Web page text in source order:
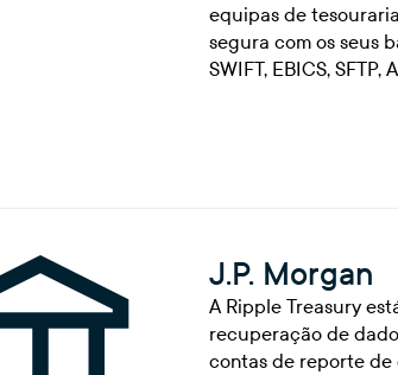
equipas de
segura com os seus
SWIFT, EBICS,
J.P. Morgan
A Ripple Treasury
recuperação de
contas de reporte de